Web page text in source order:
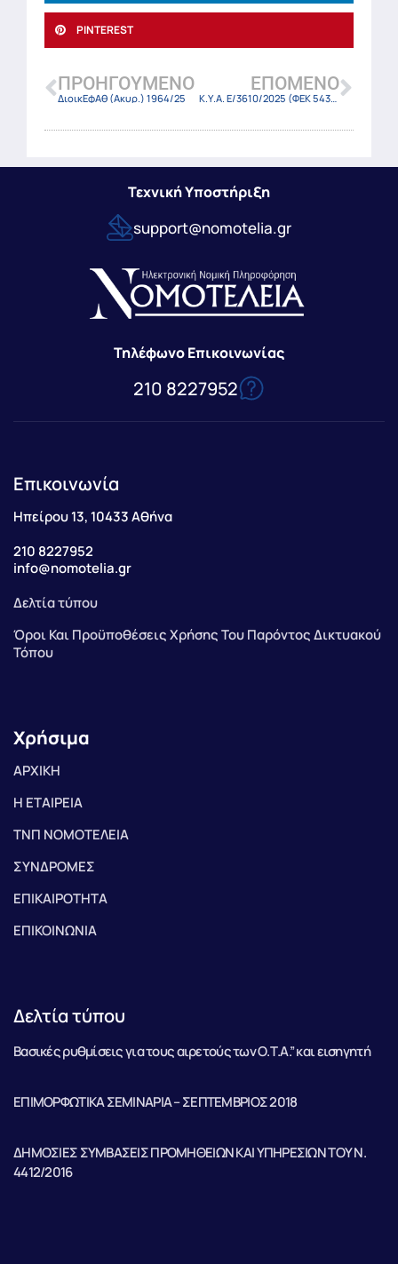
PINTEREST
ΠΡΟΗΓΟΎΜΕΝΟ
ΔιοικΕφΑθ (Ακυρ.) 1964/25
ΕΠΌΜΕΝΟ
Κ.Υ.Α. E/3610/2025 (ΦΕΚ 5430 Β/10-10-2025)
Τεχνική Υποστήριξη
support@nomotelia.gr
Τηλέφωνο Επικοινωνίας
210 8227952
Επικοινωνία
Ηπείρου 13, 10433 Αθήνα
210 8227952
info@nomotelia.gr
Δελτία τύπου
Όροι Και Προϋποθέσεις Χρήσης Του Παρόντος Δικτυακού
Τόπου
Χρήσιμα
ΑΡΧΙΚΗ
Η ΕΤΑΙΡΕΙΑ
ΤΝΠ ΝΟΜΟΤΕΛΕΙΑ
ΣΥΝΔΡΟΜΕΣ
ΕΠΙΚΑΙΡΟΤΗΤΑ
ΕΠΙΚΟΙΝΩΝΙΑ
Δελτία τύπου
Βασικές ρυθμίσεις για τους αιρετούς των Ο.Τ.Α.” και εισηγητή
ΕΠΙΜΟΡΦΩΤΙΚΑ ΣΕΜΙΝΑΡΙΑ – ΣΕΠΤΕΜΒΡΙΟΣ 2018
ΔΗΜΟΣΙΕΣ ΣΥΜΒΑΣΕΙΣ ΠΡΟΜΗΘΕΙΩΝ ΚΑΙ ΥΠΗΡΕΣΙΩΝ ΤΟΥ Ν.
4412/2016